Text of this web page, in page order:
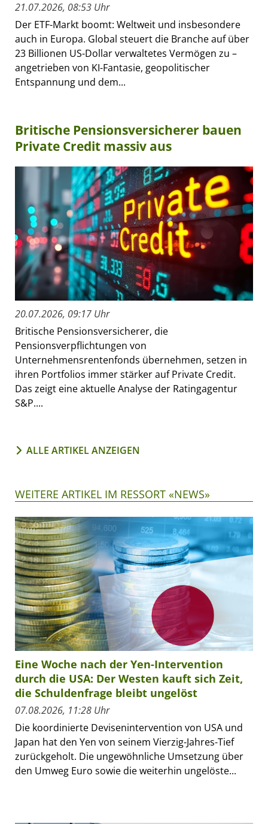
21.07.2026, 08:53 Uhr
Der ETF-Markt boomt: Weltweit und insbesondere
auch in Europa. Global steuert die Branche auf über
23 Billionen US-Dollar verwaltetes Vermögen zu –
angetrieben von KI-Fantasie, geopolitischer
Entspannung und dem...
Britische Pensionsversicherer bauen
Private Credit massiv aus
20.07.2026, 09:17 Uhr
Britische Pensionsversicherer, die
Pensionsverpflichtungen von
Unternehmensrentenfonds übernehmen, setzen in
ihren Portfolios immer stärker auf Private Credit.
Das zeigt eine aktuelle Analyse der Ratingagentur
S&P....
ALLE ARTIKEL ANZEIGEN
WEITERE ARTIKEL IM RESSORT «NEWS»
Eine Woche nach der Yen-Intervention
durch die USA: Der Westen kauft sich Zeit,
die Schuldenfrage bleibt ungelöst
07.08.2026, 11:28 Uhr
Die koordinierte Devisenintervention von USA und
Japan hat den Yen von seinem Vierzig-Jahres-Tief
zurückgeholt. Die ungewöhnliche Umsetzung über
den Umweg Euro sowie die weiterhin ungelöste...